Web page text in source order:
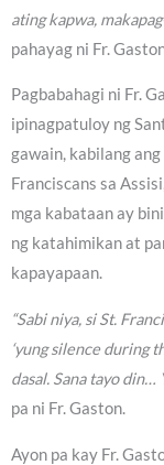
ating kapwa,
pahayag ni Fr.
Pagbabahagi ni Fr.
ipinagpatuloy ng
gawain, kabilang
Franciscans sa
mga kabataan ay
ng katahimikan at
kapayapaan.
“Sabi niya, si St.
‘yung silence during
dasal. Sana tayo din…
pa ni Fr. Gaston.
Ayon pa kay Fr.